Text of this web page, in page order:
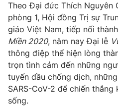
Thị trường
Góc doanh nghiệp
Truyền hình
Phim VTV
Hậu trường
Nhân vật
Giải trí
Điện ảnh
Âm nhạc
Đời sống
Du lịch
Theo Đại đức Thích Nguyên
phòng 1, Hội đồng Trị sự
giáo Việt Nam, tiếp nối
Miền 2020, năm nay Đại lễ
thông điệp thể hiện lòng
trọn tình cảm đến những
tuyến đầu chống dịch,
SARS-CoV-2 để chiến
sống.